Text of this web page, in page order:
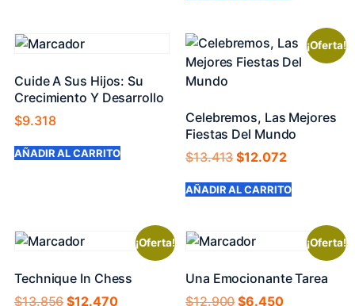
Cuide A Sus Hijos: Su
Crecimiento Y Desarrollo
$9.318
AÑADIR AL CARRITO
¡Oferta!
Celebremos, Las Mejores
Fiestas Del Mundo
$13.413$12.072
AÑADIR AL CARRITO
¡Oferta!
Technique In Chess
$13.856$12.470
¡Oferta!
Una Emocionante Tarea
$12.900$6.450